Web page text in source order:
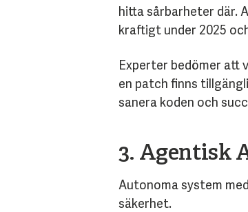
hitta sårbarheter där.
kraftigt under 2025
Experter bedömer att
en patch finns
sanera koden och
3. Agentisk
Autonoma system
säkerhet.